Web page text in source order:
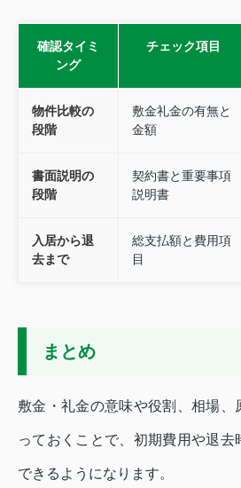
確認タイミ
ング
チェック項目
物件比較の
段階
敷金礼金の有無と
金額
書面説明の
段階
契約書と重要事項
説明書
入居から退
去まで
総支払額と費用項
目
まとめ
敷金・礼金の意味や役割、相場、
っておくことで、初期費用や退
できるようになります。